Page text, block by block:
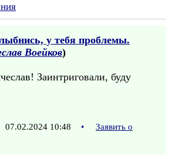
у тебя проблемы.
Воейков)
Заинтриговали, буду
07.02.2024 10:48 •
Заявить о